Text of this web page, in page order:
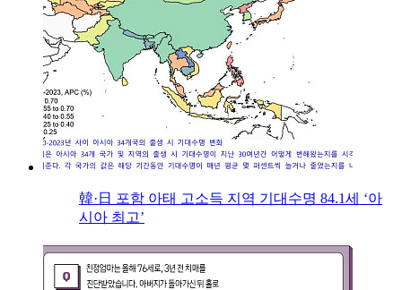
韓·日 포함 아태 고소득 지역 기대수명 84.1세 ‘아
시아 최고’